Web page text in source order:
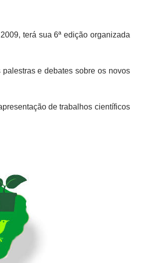
terá sua 6ª edição organizada
e debates sobre os novos
de trabalhos científicos